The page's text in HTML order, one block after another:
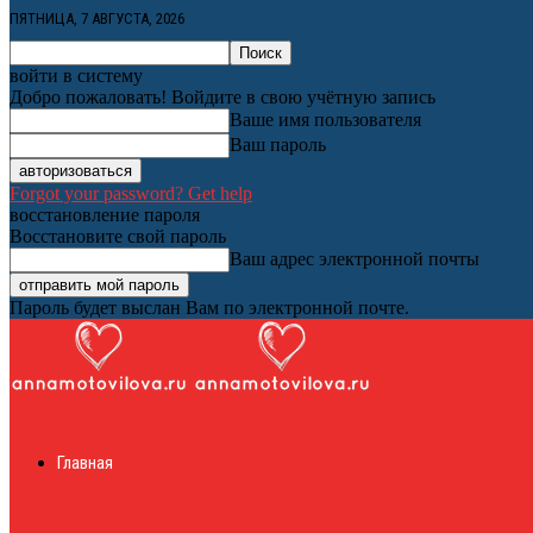
ПЯТНИЦА, 7 АВГУСТА, 2026
войти в систему
Добро пожаловать! Войдите в свою учётную запись
Ваше имя пользователя
Ваш пароль
Forgot your password? Get help
восстановление пароля
Восстановите свой пароль
Ваш адрес электронной почты
Пароль будет выслан Вам по электронной почте.
Главная